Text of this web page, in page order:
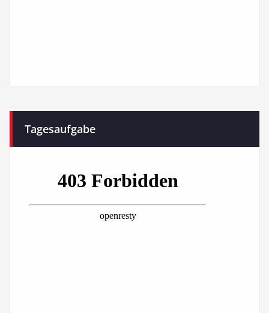
Tagesaufgabe